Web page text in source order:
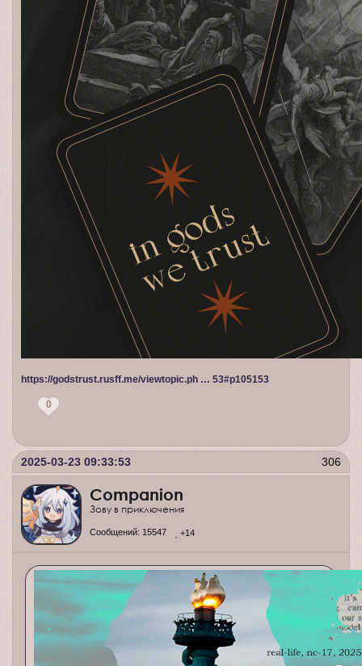
https://godstrust.rusff.me/viewtopic.ph … 53#p105153
0
306
2025-03-23 09:33:53
Companion
Зову в приключения
Сообщений: 15547 +14